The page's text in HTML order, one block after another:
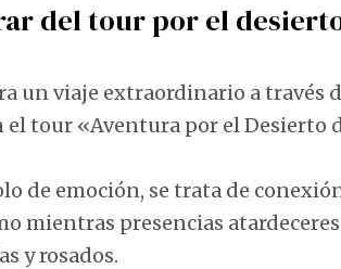
del tour por el
un viaje extraordinario a través
el tour «Aventura por el Desierto
de emoción, se trata de
mientras presencias
y rosados.